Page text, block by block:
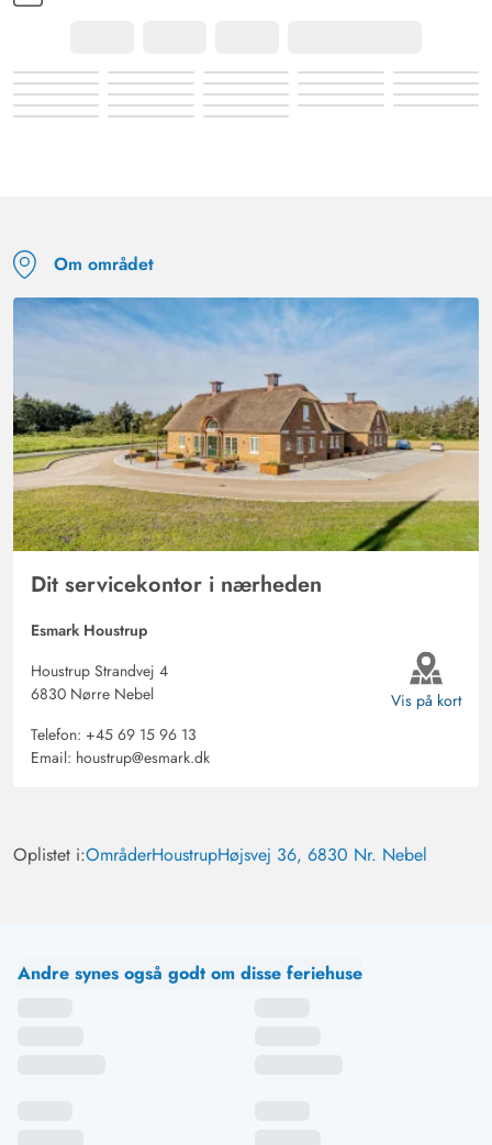
Om området
Dit servicekontor i nærheden
Esmark Houstrup
Houstrup Strandvej 4
6830 Nørre Nebel
Telefon: +45 69 15 96 13
Email: houstrup@esmark.dk
Vis på kort
Oplistet i:OmråderHoustrupHøjsvej 36, 6830 Nr. Nebel
Andre synes også godt om disse feriehuse